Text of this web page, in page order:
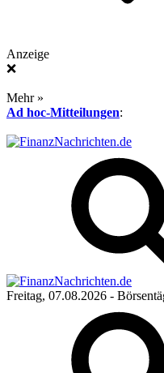
Anzeige
❌
Mehr »
Ad hoc-Mitteilungen:
Freitag, 07.08.2026 -